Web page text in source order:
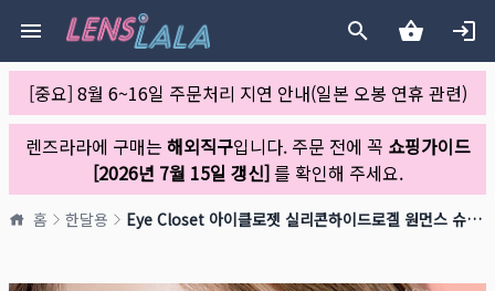
[중요] 8월 6~16일 주문처리 지연 안내(일본 오봉 연휴 관련)
렌즈라라에 구매는 해외직구입니다. 주문 전에 꼭 쇼핑가이드
[2026년 7월 15일 갱신]를 확인해 주세요.
홈 한달용 Eye Closet 아이클로젯 실리콘하이드로겔 원먼스 슈가도너츠(1박스 2개들이)